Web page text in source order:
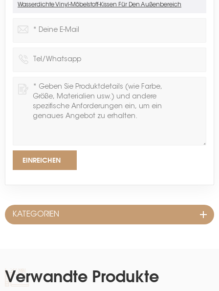
Wasserdichte Vinyl-Möbelstoff-Kissen Für Den Außenbereich
EINREICHEN
KATEGORIEN
Verwandte Produkte